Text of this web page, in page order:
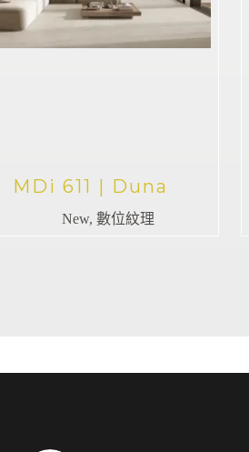
MDi 611 | Duna
New,數位紋理